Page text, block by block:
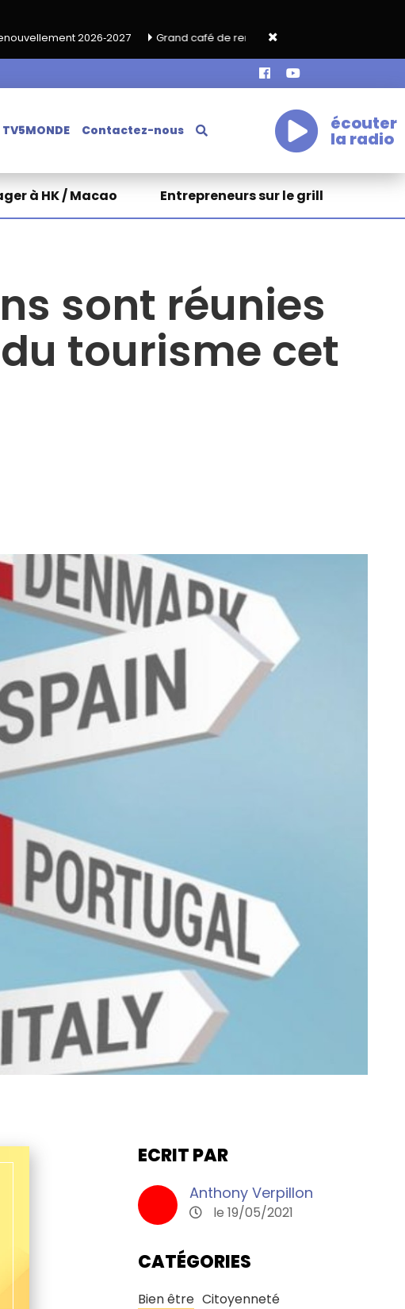
Grand café de rentrée HKA le vendredi 18 septembre
TV5MONDE Contactez-nous écouter
la radio
à HK / Macao Entrepreneurs sur le grill
sont réunies
tourisme cet
ECRIT PAR
Anthony Verpillon
le 19/05/2021
CATÉGORIES
Bien être Citoyenneté